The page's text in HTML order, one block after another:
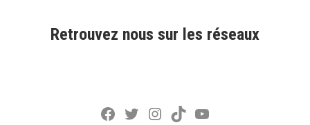
Retrouvez nous sur les réseaux
Facebook
Twitter
Instagram
TikTokYouTube